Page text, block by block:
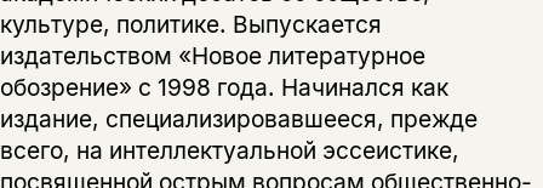
культуре, политике. Выпускается
издательством «Новое литературное
обозрение» с 1998 года. Начинался как
издание, специализировавшееся, прежде
всего, на интеллектуальной эссеистике,
посвященной острым вопросам общественно-
нет, вернуться назад